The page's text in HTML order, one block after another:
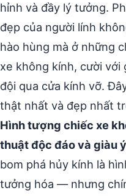
hỉnh và đầy lý tưởng.
đẹp của người lính
hào hùng mà ở những
xe không kính, cười với
đội qua cửa kính vỡ.
thật nhất và đẹp nhất
Hình tượng chiếc xe
thuật độc đáo và giàu
bom phá hủy kính là
tưởng hóa — nhưng